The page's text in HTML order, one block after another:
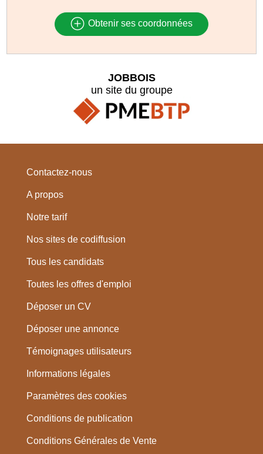
Obtenir ses coordonnées
JOBBOIS
un site du groupe
Contactez-nous
A propos
Notre tarif
Nos sites de codiffusion
Tous les candidats
Toutes les offres d'emploi
Déposer un CV
Déposer une annonce
Témoignages utilisateurs
Informations légales
Paramètres des cookies
Conditions de publication
Conditions Générales de Vente